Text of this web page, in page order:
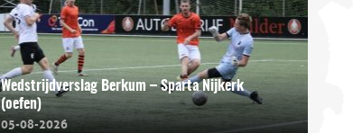
Wedstrijdverslag Berkum – Sparta Nijkerk
(oefen)
05-08-2026